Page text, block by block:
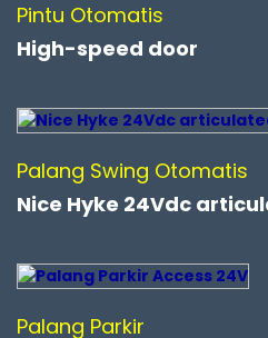
Pintu Otomatis
High-speed door
Palang Swing Otomatis
Nice Hyke 24Vdc
Palang Parkir